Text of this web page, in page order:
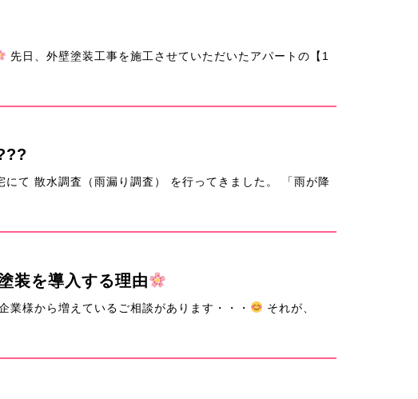
先日、外壁塗装工事を施工させていただいたアパートの【1
にて 散水調査（雨漏り調査） を行ってきました。 「雨が降
装を導入する理由
業様から増えているご相談があります・・・
それが、